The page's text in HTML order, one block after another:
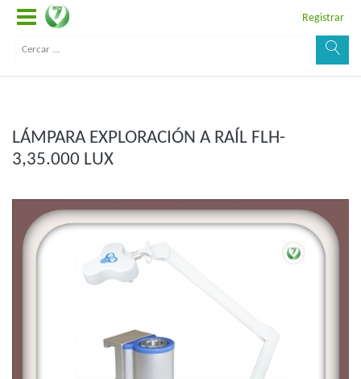
Registrar
LÁMPARA EXPLORACIÓN A RAÍL FLH-
3,35.000 LUX